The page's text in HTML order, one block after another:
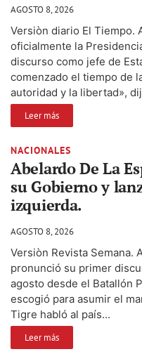
AGOSTO 8, 2026
Versiòn diario El Tiempo.
oficialmente la
discurso como jefe de
comenzado el tiempo de
autoridad y la libertad»,
Leer más
NACIONALES
Abelardo De La
su Gobierno y
izquierda.
AGOSTO 8, 2026
Versiòn Revista Semana.
pronunció su primer
agosto desde el Batallón
escogió para asumir el
Tigre habló al país...
Leer más